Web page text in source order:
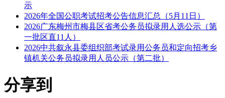
示
2026年全国公职考试招考公告信息汇总（5月11日）
2026广东梅州市梅县区省考公务员拟录用人选公示（第
一批区直11人）
2026中共叙永县委组织部考试录用公务员和定向招考乡
镇机关公务员拟录用人员公示（第二批）
分享到